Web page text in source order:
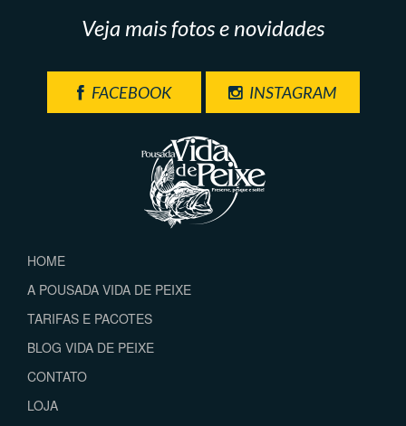
Veja mais fotos e novidades
FACEBOOK INSTAGRAM
HOME
A POUSADA VIDA DE PEIXE
TARIFAS E PACOTES
BLOG VIDA DE PEIXE
CONTATO
LOJA